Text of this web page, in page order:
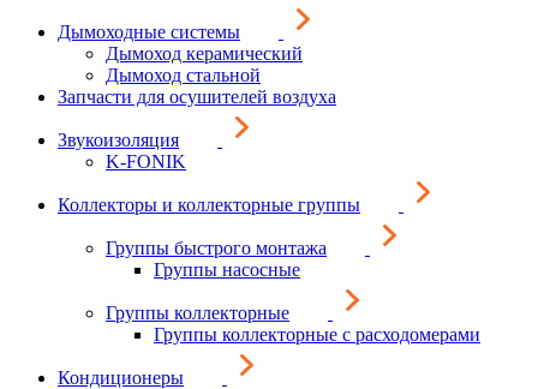
Дымоходные системы
Дымоход керамический
Дымоход стальной
Запчасти для осушителей воздуха
Звукоизоляция
K-FONIK
Коллекторы и коллекторные группы
Группы быстрого монтажа
Группы насосные
Группы коллекторные
Группы коллекторные с расходомерами
Кондиционеры